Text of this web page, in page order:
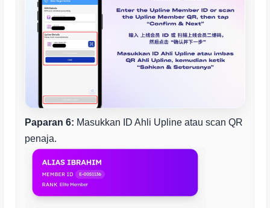
Paparan 6: Masukkan ID Ahli Upline atau scan QR
penaja.